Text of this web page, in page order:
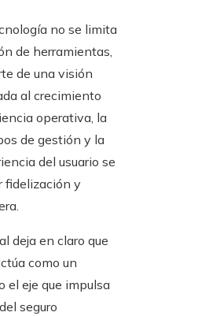
no se limita
de herramientas,
de una visión
al crecimiento
operativa, la
de gestión y la
del usuario se
fidelización y
deja en claro que
como un
el eje que impulsa
seguro